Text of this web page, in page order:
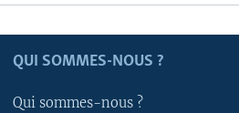
QUI SOMMES-NOUS ?
Qui sommes-nous ?